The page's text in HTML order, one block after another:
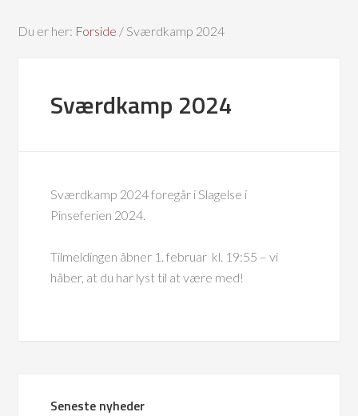
Du er her: Forside / Sværdkamp 2024
Sværdkamp 2024
Sværdkamp 2024 foregår i Slagelse i
Pinseferien 2024.
Tilmeldingen åbner 1. februar kl. 19:55 – vi
håber, at du har lyst til at være med!
Seneste nyheder